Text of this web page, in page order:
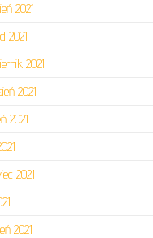
2021
2021
2021
2021
2021
2021
2021